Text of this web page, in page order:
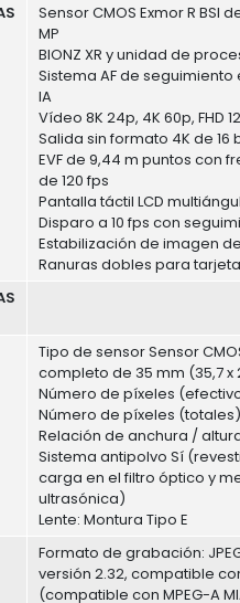
Sensor CMOS Exmor R
MP
BIONZ XR y unidad de
Sistema AF de
IA
Vídeo 8K 24p, 4K 60p, FHD
Salida sin formato 4K de
EVF de 9,44 m puntos con
de 120 fps
Pantalla táctil LCD
Disparo a 10 fps con
Estabilización de imagen
Ranuras dobles para
Tipo de sensor Sensor
completo de 35 mm (35,7 x
Número de píxeles
Número de píxeles (totales)
Relación de anchura /
Sistema antipolvo Sí
carga en el filtro óptico y
ultrasónica)
Lente: Montura Tipo E
Formato de grabación:
versión 2.32, compatible
(compatible con MPEG-A